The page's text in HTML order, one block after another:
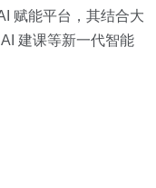
赋能平台，其结合大
建课等新一代智能